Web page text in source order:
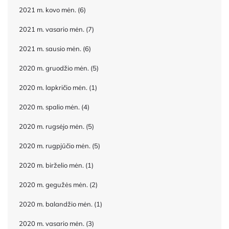
2021 m. kovo mėn. (6)
2021 m. vasario mėn. (7)
2021 m. sausio mėn. (6)
2020 m. gruodžio mėn. (5)
2020 m. lapkričio mėn. (1)
2020 m. spalio mėn. (4)
2020 m. rugsėjo mėn. (5)
2020 m. rugpjūčio mėn. (5)
2020 m. birželio mėn. (1)
2020 m. gegužės mėn. (2)
2020 m. balandžio mėn. (1)
2020 m. vasario mėn. (3)